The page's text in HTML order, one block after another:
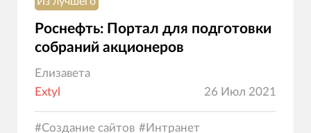
Роснефть: Портал для подготовки
собраний акционеров
Елизавета
Extyl
26 Июл 2021
#Создание сайтов #Интранет